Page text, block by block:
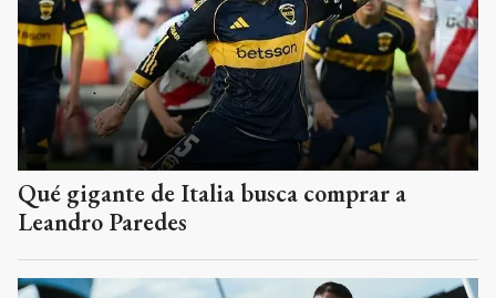
Qué gigante de Italia busca comprar a
Leandro Paredes